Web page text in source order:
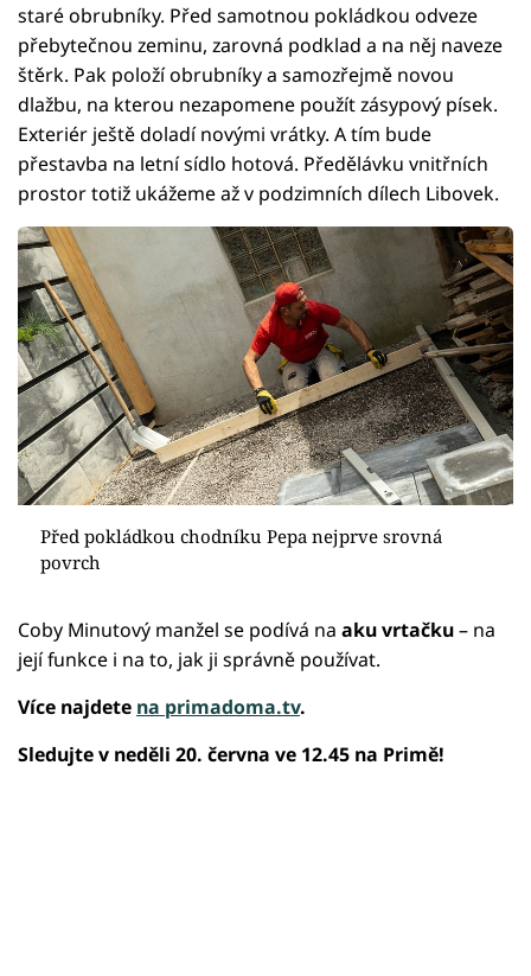
staré obrubníky. Před samotnou pokládkou odveze
přebytečnou zeminu, zarovná podklad a na něj naveze
štěrk. Pak položí obrubníky a samozřejmě novou
dlažbu, na kterou nezapomene použít zásypový písek.
Exteriér ještě doladí novými vrátky. A tím bude
přestavba na letní sídlo hotová. Předělávku vnitřních
prostor totiž ukážeme až v podzimních dílech Libovek.
Před pokládkou chodníku Pepa nejprve srovná
povrch
Coby Minutový manžel se podívá na aku vrtačku– na
její funkce i na to, jak ji správně používat.
Více najdete na primadoma.tv.
Sledujte v neděli 20. června ve 12.45 na Primě!